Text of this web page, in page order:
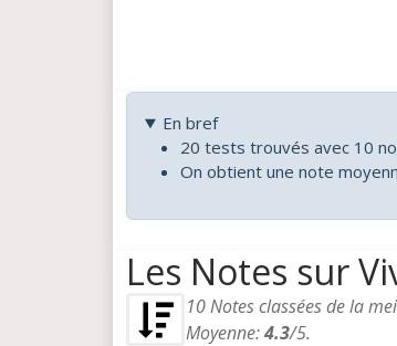
En bref
20 tests trouvés avec 10
On obtient une note
Les Notes sur
10Notes classées de la
Moyenne:4.3/5.